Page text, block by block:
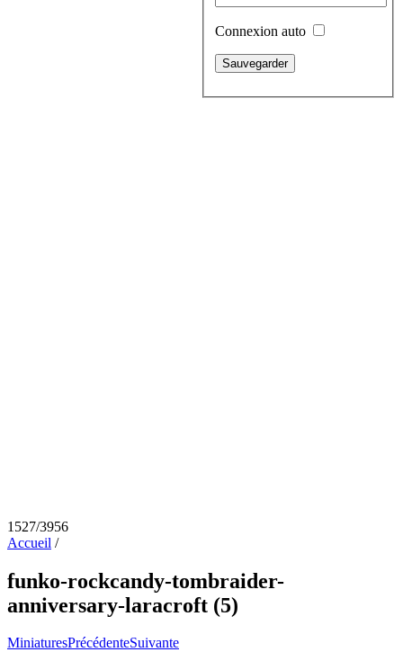
Connexion auto
1527/3956
Accueil /
funko-rockcandy-tombraider-
anniversary-laracroft (5)
MiniaturesPrécédenteSuivante